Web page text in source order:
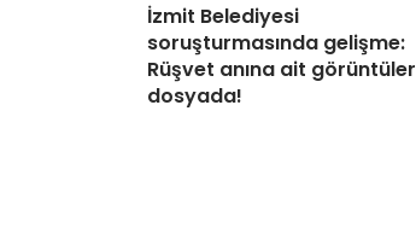
İzmit Belediyesi
soruşturmasında gelişme:
Rüşvet anına ait görüntüler
dosyada!